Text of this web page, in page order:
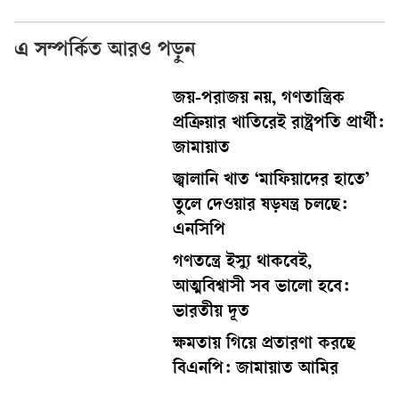
এ সম্পর্কিত আরও পড়ুন
জয়-পরাজয় নয়, গণতান্ত্রিক
প্রক্রিয়ার খাতিরেই রাষ্ট্রপতি প্রার্থী:
জামায়াত
জ্বালানি খাত ‘মাফিয়াদের হাতে’
তুলে দেওয়ার ষড়যন্ত্র চলছে:
এনসিপি
গণতন্ত্রে ইস্যু থাকবেই,
আত্মবিশ্বাসী সব ভালো হবে:
ভারতীয় দূত
ক্ষমতায় গিয়ে প্রতারণা করছে
বিএনপি: জামায়াত আমির